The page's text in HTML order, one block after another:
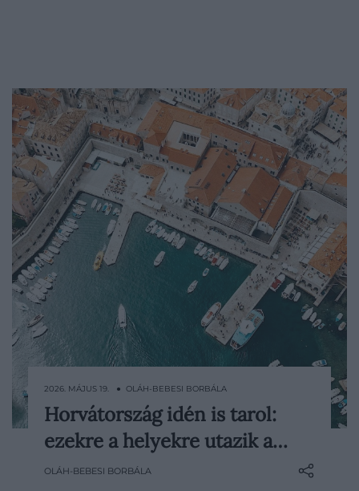
Horvátország 2026 nyarán is az egyik
legbiztosabb külföldi választás a magyar
utazók körében. A friss előfoglalási adatok
szerint továbbra is az apartmanos, autóval
2026. MÁJUS 19. ● OLÁH-BEBESI BORBÁLA
Horvátország idén is tarol:
ezekre a helyekre utazik a…
OLÁH-BEBESI BORBÁLA